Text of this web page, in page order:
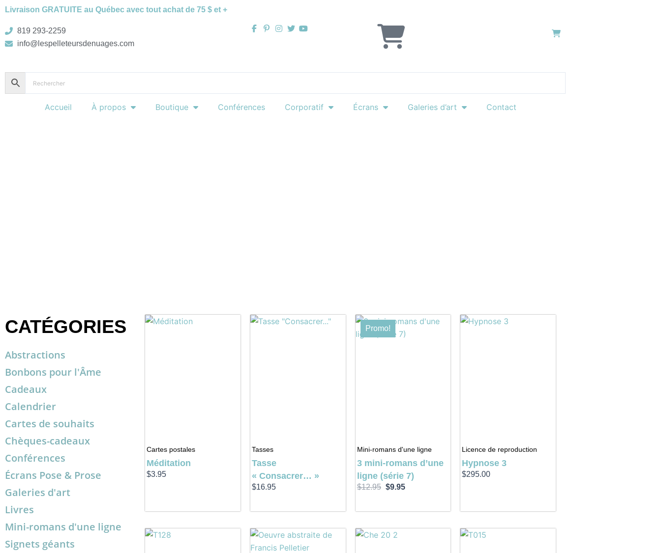
Aller
contenu
Livraison GRATUITE au Québec avec tout achat de 75 $ et +
819 293-2259
info@lespelleteursdenuages.com
0
Accueil À propos Boutique Conférences Corporatif Écrans Galeries d’art Contact
CATÉGORIES
Abstractions
Bonbons pour l'Âme
Cadeaux
Calendrier
Cartes de souhaits
Chèques-cadeaux
Conférences
Écrans Pose & Prose
Galeries d'art
Livres
Mini-romans d'une ligne
Signets géants
Cartes postales
Méditation
$3.95
Tasses
Tasse
« Consacrer… »
$16.95
Promo!
Mini-romans d'une ligne
3 mini-romans d’une
ligne (série 7)
$12.95
Le
prix
initial
$9.95
Le
prix
actuel
Licence de reproduction
Hypnose 3
$295.00